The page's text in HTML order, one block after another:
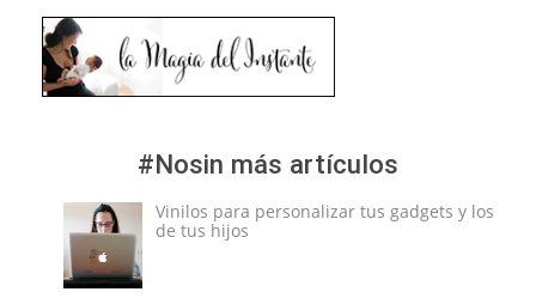
#Nosin más artículos
Vinilos para personalizar tus gadgets y los
de tus hijos